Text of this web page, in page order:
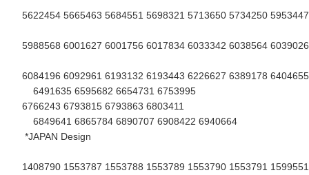
5622454 5665463 5684551 5698321 5713650 5734250
5988568 6001627 6001756 6017834 6033342 6038564
6084196 6092961 6193132 6193443 6226627 6389178
6491635 6595682 6654731 6753995
6766243 6793815 6793863 6803411
6849641 6865784 6890707 6908422 6940664
*JAPAN Design
1408790 1553787 1553788 1553789 1553790 1553791